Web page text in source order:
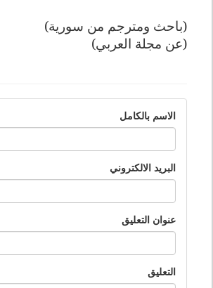
(باحث ومترجم من سورية)
(عن مجلة العربي)
الاسم بالكامل
البريد الالكتروني
عنوان التعليق
التعليق